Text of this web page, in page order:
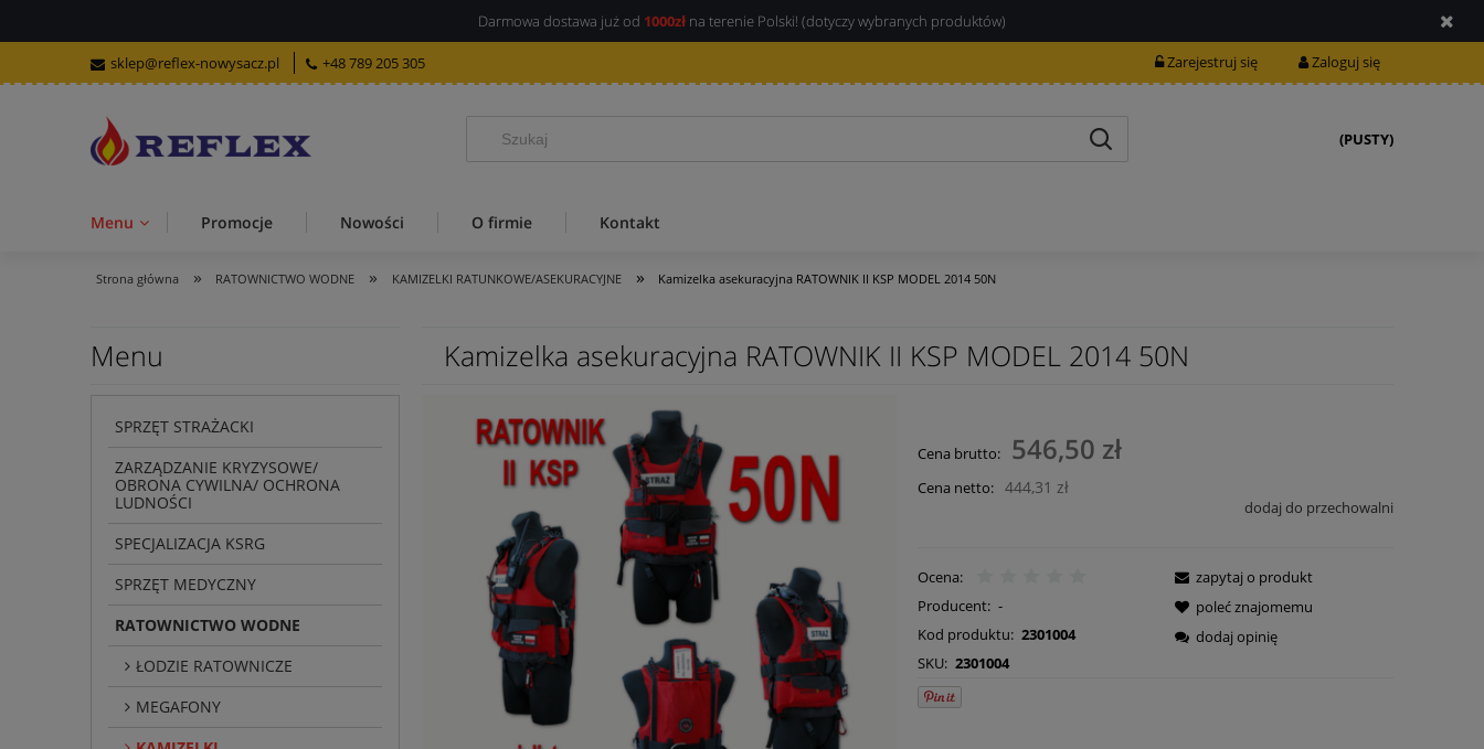
Darmowa dostawa już od 1000zł na terenie Polski! (dotyczy wybranych produktów)
sklep@reflex-nowysacz.pl +48 789 205 305 Zarejestruj się Zaloguj się
(PUSTY)
Menu Promocje Nowości O firmie Kontakt
Strona główna » RATOWNICTWO WODNE » KAMIZELKI RATUNKOWE/ASEKURACYJNE » Kamizelka asekuracyjna RATOWNIK II KSP MODEL 2014 50N
Menu
SPRZĘT STRAŻACKI
ZARZĄDZANIE KRYZYSOWE/
OBRONA CYWILNA/ OCHRONA
LUDNOŚCI
SPECJALIZACJA KSRG
SPRZĘT MEDYCZNY
RATOWNICTWO WODNE
ŁODZIE RATOWNICZE
MEGAFONY
Kamizelka asekuracyjna RATOWNIK II KSP MODEL 2014 50N
Cena brutto: 546,50 zł
Cena netto: 444,31 zł
dodaj do przechowalni
Ocena:
Producent: -
Kod produktu: 2301004
SKU: 2301004
zapytaj o produkt
poleć znajomemu
dodaj opinię